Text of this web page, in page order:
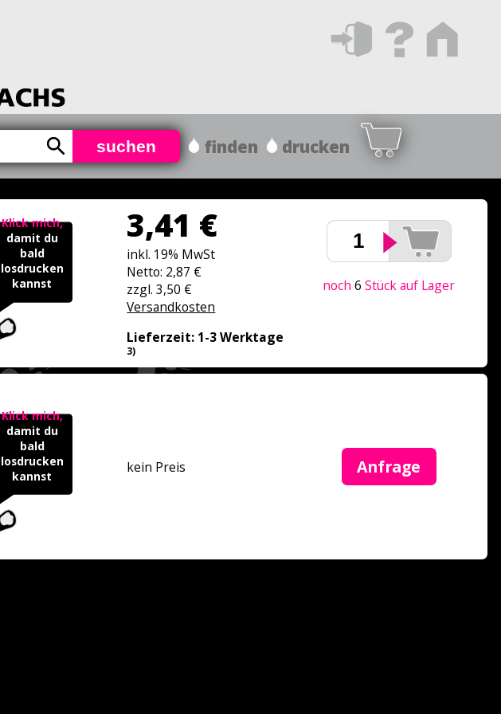
suchen finden drucken
Klick mich,
damit du
bald
losdrucken
kannst
3,41 €
inkl. 19% MwSt
Netto: 2,87 €
zzgl. 3,50 €
Versandkosten
Lieferzeit: 1-3 Werktage
3)
noch6Stück auf Lager
Klick mich,
damit du
bald
losdrucken
kannst
kein Preis Anfrage